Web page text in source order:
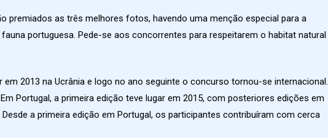
premiados as três melhores fotos, havendo uma menção especial para a
portuguesa. Pede-se aos concorrentes para respeitarem o habitat natural
2013 na Ucrânia e logo no ano seguinte o concurso tornou-se internacional.
Portugal, a primeira edição teve lugar em 2015, com posteriores edições em
Desde a primeira edição em Portugal, os participantes contribuíram com cerca